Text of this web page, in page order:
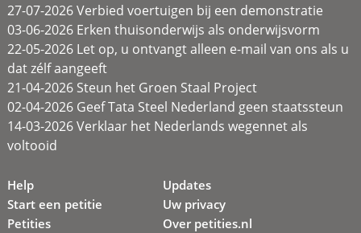
27-07-2026 Verbied voertuigen bij een demonstratie
03-06-2026 Erken thuisonderwijs als onderwijsvorm
22-05-2026 Let op, u ontvangt alleen e-mail van ons als u
dat zélf aangeeft
21-04-2026 Steun het Groen Staal Project
02-04-2026 Geef Tata Steel Nederland geen staatssteun
14-03-2026 Verklaar het Nederlands wegennet als
voltooid
Help
Start een petitie
Petities
Updates
Uw privacy
Over petities.nl